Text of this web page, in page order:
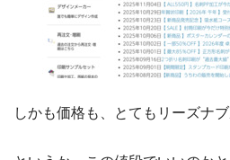
しかも価格も、とてもリーズナブ